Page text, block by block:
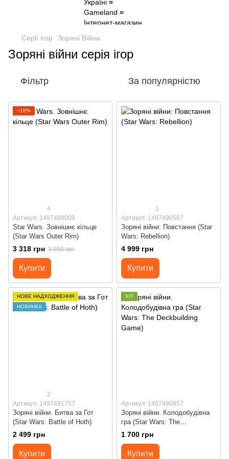
Серії ігор Зоряні Війни
Зоряні війни серія ігор
Фільтр За популярністю
−16%
4
Артикул: 1497488009
Star Wars. Зовнішнє кільце
(Star Wars Outer Rim)
3 318 грн 3 950 грн
Купити
1
Артикул: 1497490587
Зоряні війни: Повстання (Star
Wars: Rebellion)
4 999 грн
Купити
НОВЕ НАДХОДЖЕННЯ
НОВИНКА
2
Артикул: 1497491757
Зоряні війни. Битва за Гот
(Star Wars: Battle of Hoth)
2 499 грн
Купити
ХІТ
Артикул: 1497490857
Зоряні війни. Колодобудівна
гра (Star Wars: The
Deckbuilding Game)
1 700 грн
Купити